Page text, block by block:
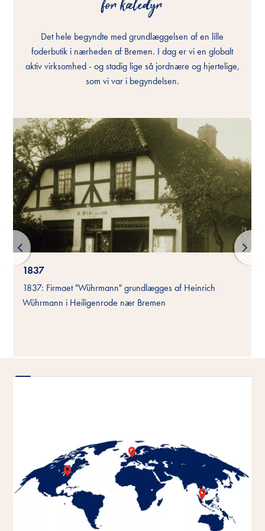
for kæledyr
Det hele begyndte med grundlæggelsen af en lille
foderbutik i nærheden af Bremen. I dag er vi en globalt
aktiv virksomhed - og stadig lige så jordnære og hjertelige,
som vi var i begyndelsen.
for kæledyr
Det hele begyndte med grundlæggelsen af en lille
foderbutik i nærheden af Bremen. I dag er vi en globalt
aktiv virksomhed - og stadig lige så jordnære og hjertelige,
som vi var i begyndelsen.
for kæledyr
Det hele begyndte med grundlæggelsen af en lille
foderbutik i nærheden af Bremen. I dag er vi en globalt
aktiv virksomhed - og stadig lige så jordnære og hjertelige,
som vi var i begyndelsen.
1837
1837: Firmaet "Wührmann" grundlægges af Heinrich
Wührmann i Heiligenrode nær Bremen